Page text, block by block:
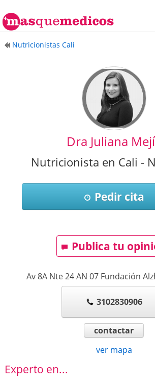
Nutricionistas Cali
Dra Juliana
Nutricionista en Cali -
Pedir cita
Publica tu
Av 8A Nte 24 AN 07 Fundación
3102830906
contactar
ver mapa
Experto en...